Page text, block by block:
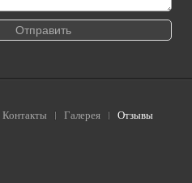
Контакты Галерея Отзывы